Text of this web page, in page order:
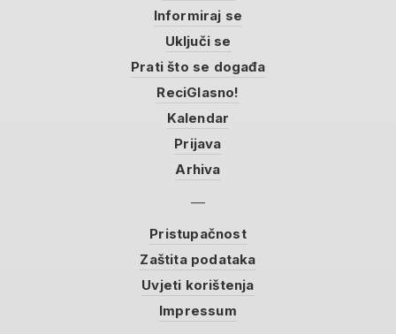
Informiraj se
Uključi se
Prati što se događa
ReciGlasno!
Kalendar
Prijava
Arhiva
Pristupačnost
Zaštita podataka
Uvjeti korištenja
Impressum